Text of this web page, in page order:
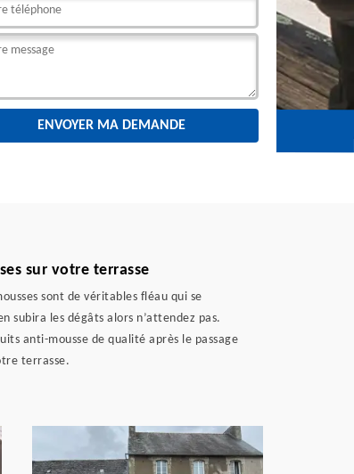
sur votre terrasse
sont de véritables fléau qui se
subira les dégâts alors n’attendez pas.
anti-mousse de qualité après le passage
terrasse.